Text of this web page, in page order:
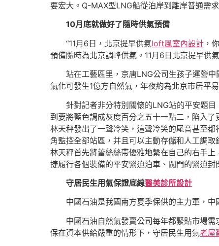
要宏大。Q-MAX型LNG船從泊岸到離岸普通需
10月底就做好了隨時供氣預備
“11月6日，北京提早供氣loft風室內設計 ，
預備隨時為北京調峰供氣。11月6日北京提早供
站在工藝區里，京唐LNG公司生孩子運營
氣化可發生1億方自然氣，年夜約為北京市居平
針對記者非分特別關懷的LNG站的平安題
到要將藍色調成灰度百分之五十一點二，陷入了
林天秤發出了一聲冷笑，這聲冷笑的尾音甚至
角監控全部站區，并且可以主動存儲和人工調
林天秤首先將蕾絲絲帶優雅地繫在自己的右手
捷履行各個裝備的平安緊迫泊車、閥門的緊迫
守居民生用氣保證底線醫美診所設計
中國石油是我國南方夏季保供的主力軍，
中國石油自然氣發賣公司每年都緊貼市場需
保在資本供給嚴重的情形下，守居民生用氣老屋